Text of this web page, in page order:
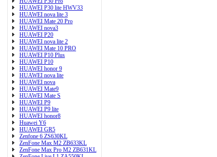
HUAWEI P30 lite HWV33
HUAWEI nova lite 3
HUAWEI Mate 20 Pro
HUAWEI nova3
HUAWEI P20
HUAWEI nova lite 2
HUAWEI Mate 10 PRO
HUAWEI P10 Plus
HUAWEI P10
HUAWEI honor 9
HUAWEI nova lite
HUAWEI nova
HUAWEI Mate9
HUAWEI Mate S
HUAWEI P9
HUAWEI P9 lite
HUAWEI honor8
Huawei Y6
HUAWEI GR5
Zenfone 6 ZS630KL
ZenFone Max M2 ZB633KL
ZenFone Max Pro M2 ZB631KL